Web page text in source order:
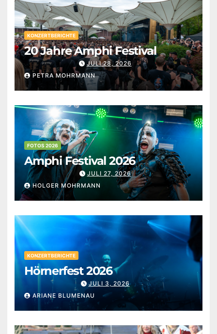
KONZERTBERICHTE
20 Jahre Amphi Festival
JULI 28, 2026
PETRA MOHRMANN
FOTOS 2026
Amphi Festival 2026
JULI 27, 2026
HOLGER MOHRMANN
KONZERTBERICHTE
Hörnerfest 2026
JULI 3, 2026
ARIANE BLUMENAU